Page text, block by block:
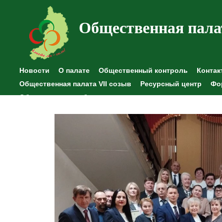
Общественная
Новости О палате Общественный контроль
Общественная палата VII созыв
Ресурсный центр
Общественные наблюдения